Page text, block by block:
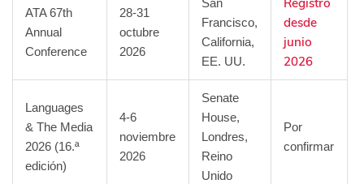
ATA 67th
Annual
Conference
28-31
octubre
2026
San
Francisco,
California,
EE. UU.
desde
junio
2026
Languages
& The Media
2026 (16.ª
edición)
4-6
noviembre
2026
Senate
House,
Londres,
Reino
Unido
Por
confirmar